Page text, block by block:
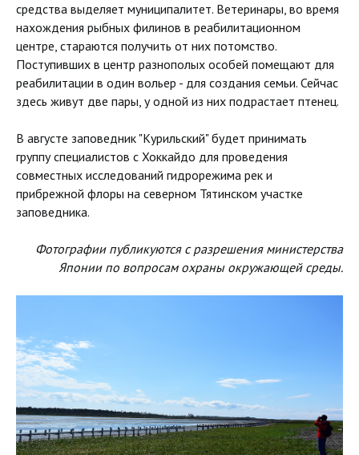
средства выделяет муниципалитет. Ветеринары, во время
нахождения рыбных филинов в реабилитационном
центре, стараются получить от них потомство.
Поступивших в центр разнополых особей помещают для
реабилитации в один вольер - для создания семьи. Сейчас
здесь живут две пары, у одной из них подрастает птенец.
В августе заповедник "Курильский" будет принимать
группу специалистов с Хоккайдо для проведения
совместных исследований гидрорежима рек и
прибрежной флоры на северном Тятинском участке
заповедника.
Фотографии публикуются с разрешения министерства
Японии по вопросам охраны окружающей среды.